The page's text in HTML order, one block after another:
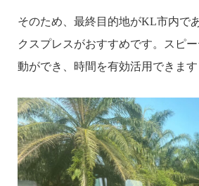
そのため、最終目的地がKL市内で
クスプレスがおすすめです。スピ
動ができ、時間を有効活用できます